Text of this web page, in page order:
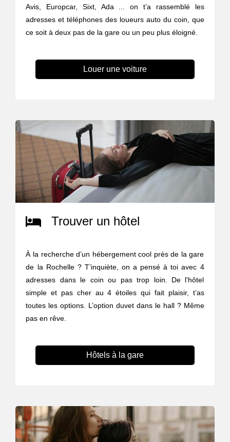
Avis, Europcar, Sixt, Ada ... on t’a rassemblé les
adresses et téléphones des loueurs auto du coin, que
ce soit à deux pas de la gare ou un peu plus éloigné.
Louer une voiture
Trouver un hôtel
À la recherche d’un hébergement cool près de la gare
de la Rochelle ? T’inquiète, on a pensé à toi avec 4
adresses dans le coin ou pas trop loin. De l'hôtel
simple et pas cher au 4 étoiles qui fait plaisir, t’as
toutes les options. L’option duvet dans le hall ? Même
pas en rêve.
Hôtels à la gare